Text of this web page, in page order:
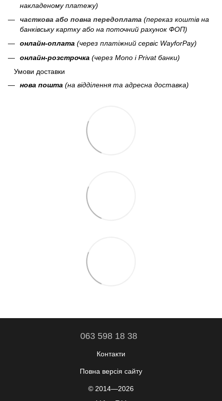
накладеному платежу)
часткова або повна передоплата (переказ коштів на
банківську картку або на поточний рахунок ФОП)
онлайн-оплата (через платіжний сервіс WayforPay)
онлайн-розстрочка (через Mono і Privat банки)
Умови доставки
нова пошта (на відділення та адресна доставка)
063 598 18 38
Контакти
Повна версія сайту
© 2014—2026